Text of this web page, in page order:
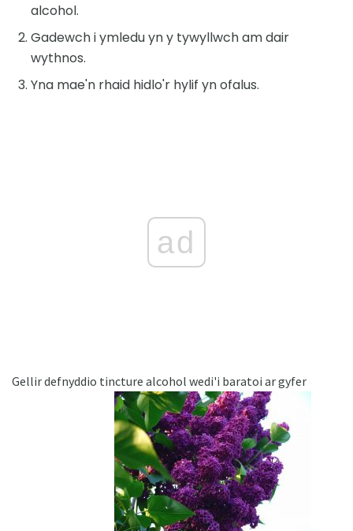
alcohol.
Gadewch i ymledu yn y tywyllwch am dair
wythnos.
Yna mae'n rhaid hidlo'r hylif yn ofalus.
ad
Gellir defnyddio tincture alcohol wedi'i baratoi ar gyfer